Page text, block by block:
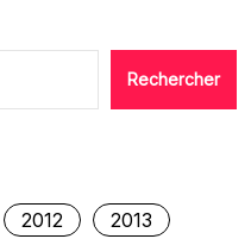
Rechercher
2012 2013